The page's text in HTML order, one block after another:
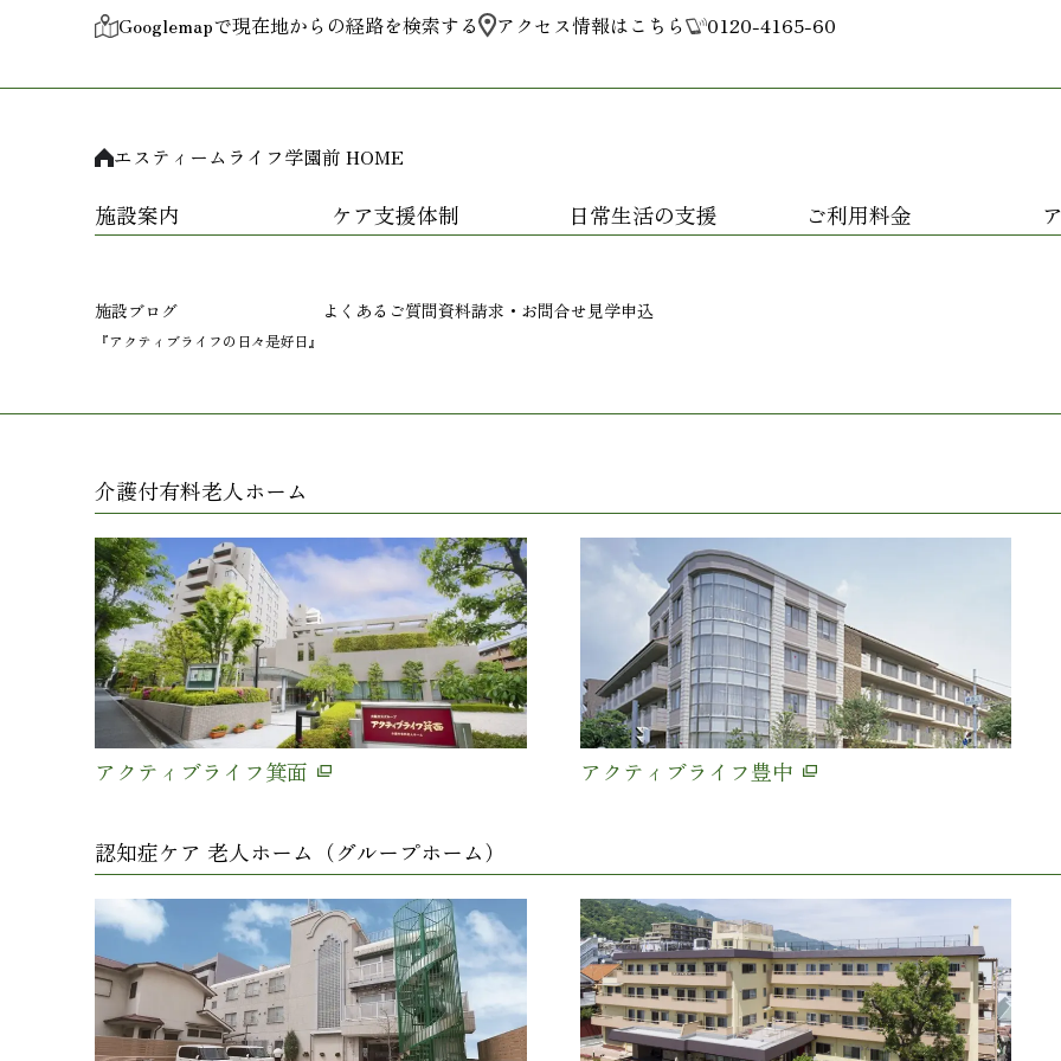
Googlemapで現在地からの経路を検索する アクセス情報はこちら 0120-4165-60
エスティームライフ学園前 HOME
施設案内 ケア支援体制 日常生活の支援 ご利用料金
施設ブログ
『アクティブライフの日々是好日』
よくあるご質問資料請求・お問合せ見学申込
介護付有料老人ホーム
アクティブライフ箕面 アクティブライフ豊中
認知症ケア 老人ホーム（グループホーム）